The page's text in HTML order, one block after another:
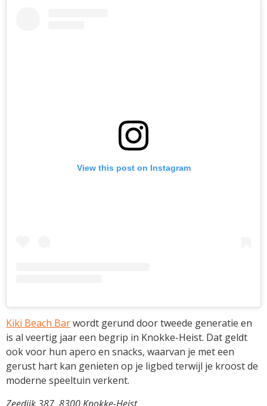
View this post on Instagram
Kiki Beach Barwordt gerund door tweede generatie en
is al veertig jaar een begrip in Knokke-Heist. Dat geldt
ook voor hun apero en snacks, waarvan je met een
gerust hart kan genieten op je ligbed terwijl je kroost de
moderne speeltuin verkent.